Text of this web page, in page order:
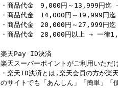
・商品代金 9,000円～13,999円迄
・商品代金 14,000円～19,999円
・商品代金 20,000円～27,999円
・商品代金 28,000円以上 → 一律
楽天Pay ID決済
楽天スーパーポイントがご利用いただ
・楽天ID決済とは,楽天会員の方が楽
のサイトでも「あんしん」「簡単」「